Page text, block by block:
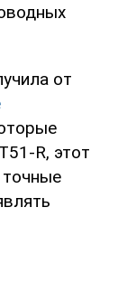
от
R, этот
точные